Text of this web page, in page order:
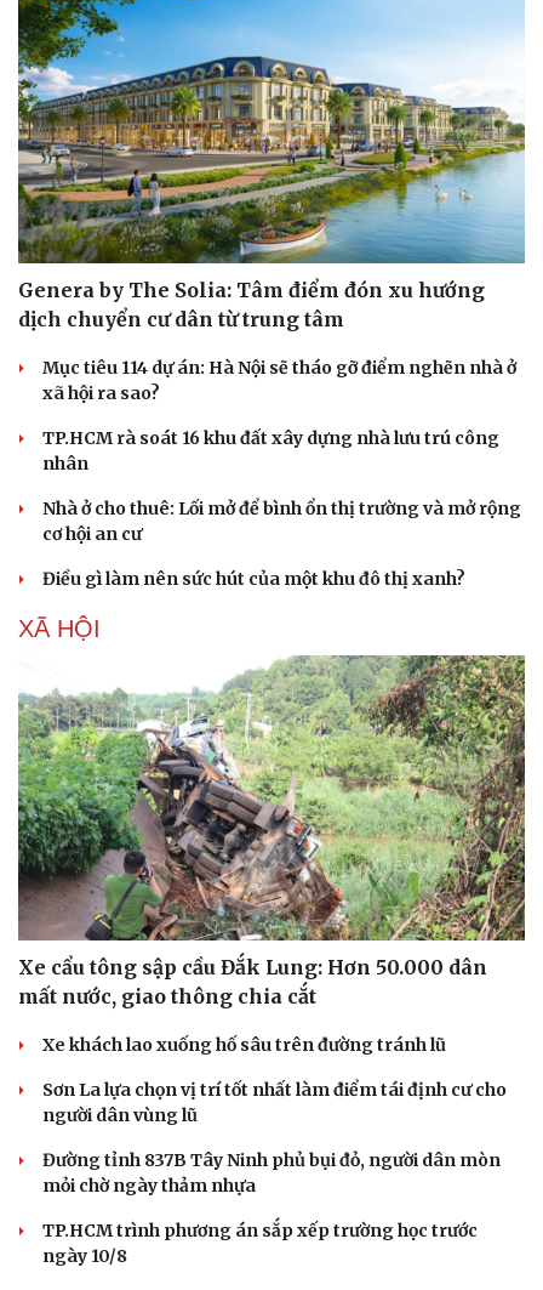
Sân khấu - Điện ảnh
Văn học
Âm nhạc
Nghệ sĩ
Genera by The Solia: Tâm điểm đón xu hướng
dịch chuyển cư dân từ trung tâm
Mục tiêu 114 dự án: Hà Nội sẽ tháo gỡ điểm nghẽn nhà ở
xã hội ra sao?
TP.HCM rà soát 16 khu đất xây dựng nhà lưu trú công
nhân
Nhà ở cho thuê: Lối mở để bình ổn thị trường và mở rộng
cơ hội an cư
Điều gì làm nên sức hút của một khu đô thị xanh?
XÃ HỘI
Xe cẩu tông sập cầu Đắk Lung: Hơn 50.000 dân
mất nước, giao thông chia cắt
Xe khách lao xuống hố sâu trên đường tránh lũ
Sơn La lựa chọn vị trí tốt nhất làm điểm tái định cư cho
người dân vùng lũ
Đường tỉnh 837B Tây Ninh phủ bụi đỏ, người dân mòn
mỏi chờ ngày thảm nhựa
TP.HCM trình phương án sắp xếp trường học trước
ngày 10/8